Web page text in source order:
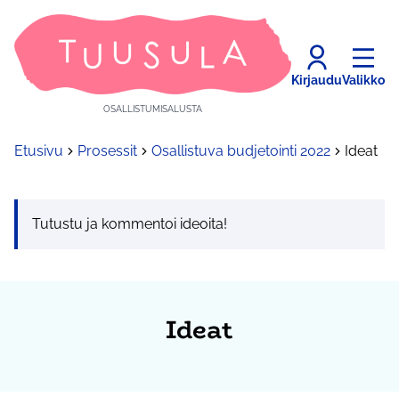
OSALLISTUMISALUSTA
KirjauduValikko
Etusivu Prosessit Osallistuva budjetointi 2022 Ideat
Tutustu ja kommentoi ideoita!
Ideat